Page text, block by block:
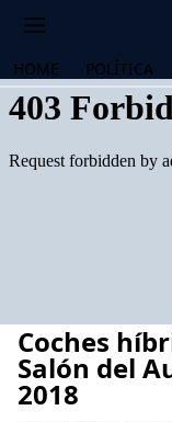
HOME POLÍTICA
Coches
Salón del
2018